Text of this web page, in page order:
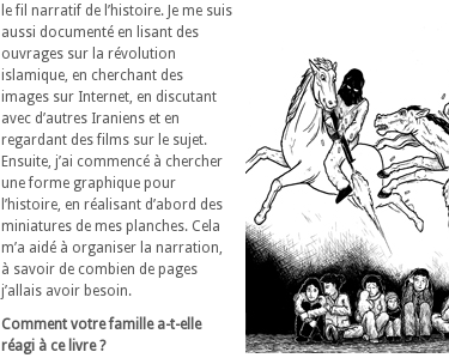
le fil narratif de l’histoire. Je me suis
aussi documenté en lisant des
ouvrages sur la révolution
islamique, en cherchant des
images sur Internet, en discutant
avec d’autres Iraniens et en
regardant des films sur le sujet.
Ensuite, j’ai commencé à chercher
une forme graphique pour
l’histoire, en réalisant d’abord des
miniatures de mes planches. Cela
m’a aidé à organiser la narration,
à savoir de combien de pages
j’allais avoir besoin.
Comment votre famille a-t-elle
réagi à ce livre ?